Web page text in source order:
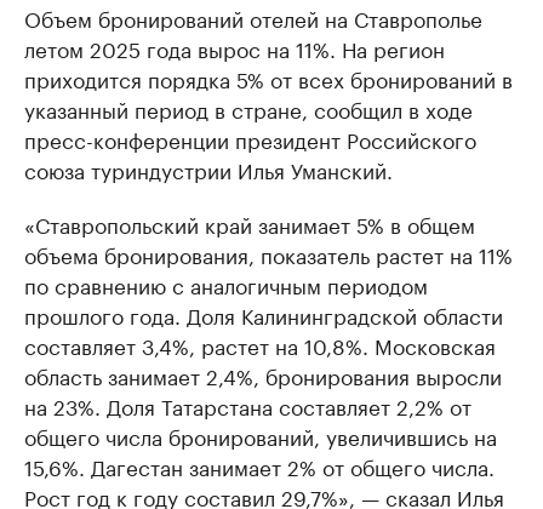
Объем бронирований отелей на Ставрополье
летом 2025 года вырос на 11%. На регион
приходится порядка 5% от всех бронирований в
указанный период в стране, сообщил в ходе
пресс-конференции президент Российского
союза туриндустрии Илья Уманский.
«Ставропольский край занимает 5% в общем
объема бронирования, показатель растет на 11%
по сравнению с аналогичным периодом
прошлого года. Доля Калининградской области
составляет 3,4%, растет на 10,8%. Московская
область занимает 2,4%, бронирования выросли
на 23%. Доля Татарстана составляет 2,2% от
общего числа бронирований, увеличившись на
15,6%. Дагестан занимает 2% от общего числа.
Рост год к году составил 29,7%», — сказал Илья